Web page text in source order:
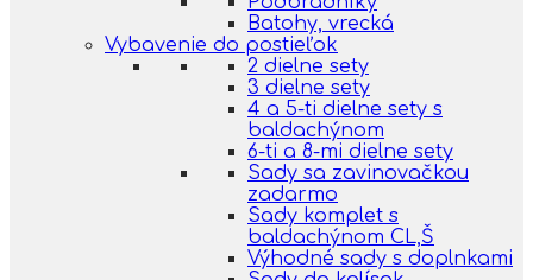
Batohy, vrecká
Vybavenie do postieľok
2 dielne sety
3 dielne sety
4 a 5-ti dielne sety s
baldachýnom
6-ti a 8-mi dielne sety
Sady sa zavinovačkou
zadarmo
Sady komplet s
baldachýnom CL,Š
Výhodné sady s doplnkami